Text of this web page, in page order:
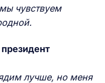
чувствуем
лучше, но меня